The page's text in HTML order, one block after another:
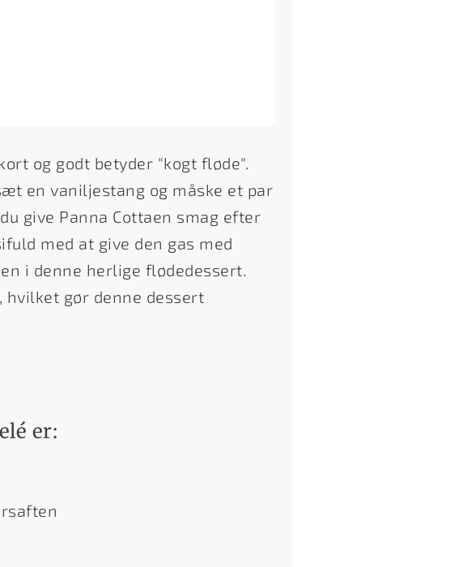
og godt betyder "kogt fløde".
en vaniljestang og måske et par
give Panna Cottaen smag efter
med at give den gas med
i denne herlige flødedessert.
hvilket gør denne dessert
er: